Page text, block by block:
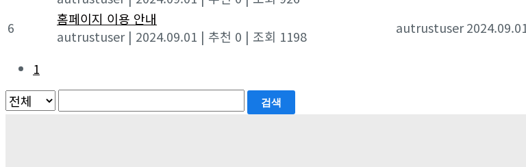
6
홈페이지 이용 안내
autrustuser | 2024.09.01 | 추천 0 | 조회 1198 autrustuser
1
검색